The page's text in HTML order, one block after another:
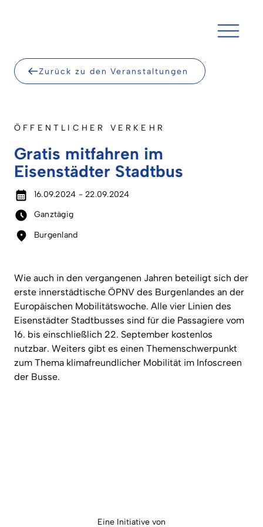
Zurück zu den Veranstaltungen
ÖFFENTLICHER VERKEHR
Gratis mitfahren im
Eisenstädter Stadtbus
16.09.2024 - 22.09.2024
Ganztägig
Burgenland
Wie auch in den vergangenen Jahren beteiligt sich der
erste innerstädtische ÖPNV des Burgenlandes an der
Europäischen Mobilitätswoche. Alle vier Linien des
Eisenstädter Stadtbusses sind für die Passagiere vom
16. bis einschließlich 22. September kostenlos
nutzbar. Weiters gibt es einen Themenschwerpunkt
zum Thema klimafreundlicher Mobilität im Infoscreen
der Busse.
Eine Initiative von